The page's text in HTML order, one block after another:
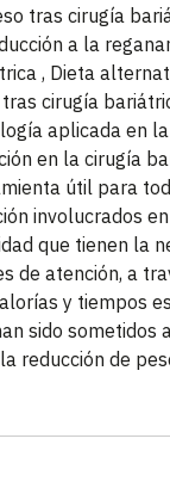
tras cirugía
a la
, Dieta
cirugía
aplicada en
en la cirugía
útil para
involucrados
que tienen la
de atención, a
y tiempos
sido sometidos
reducción de